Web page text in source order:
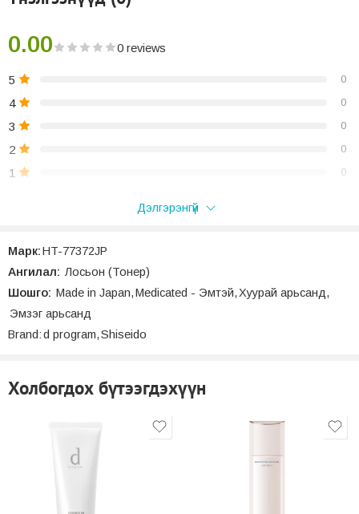
Парабен болон, спирт (этил спирт)-ийн найрлага агуулаагүй
Үнэргүй, өнгөгүй
Эмзэг, мэдрэмтгий арьстай хүмүүст зориулж тусгайлан
үүсгэдэггүй нь лабораторийн туршилтаар баталгаажсан
Нянгийн шинжилгээнд хамрагдсан
дээр нь дарж аваад дугуй хөдөлгөөнөөр илж тараана.
0.00 0 reviews
5 0
4 0
3 0
2 0
1 0
“Хуурайшлын эсрэг Лосьон – MOIST CARE LOTION” дээр
Үнэлгээ
Одоогоор сэтгэгдэл байхгүй байна.
Дэлгэрэнгүй
Марк:HT-77372JP
Ангилал: Лосьон (Тонер)
Шошго: Made in Japan,Medicated - Эмтэй,Хуурай арьсанд,
Эмзэг арьсанд
Brand:d program,Shiseido
Холбогдох бүтээгдэхүүн